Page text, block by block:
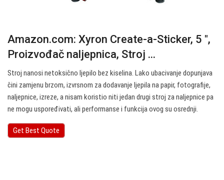
Amazon.com: Xyron Create-a-Sticker, 5 ″,
Proizvođač naljepnica, Stroj ...
Stroj nanosi netoksično ljepilo bez kiselina. Lako ubacivanje dopunjava
čini zamjenu brzom, izvrsnom za dodavanje ljepila na papir, fotografije,
naljepnice, izreze, a nisam koristio niti jedan drugi stroj za naljepnice pa
ne mogu uspoređivati, ali performanse i funkcija ovog su osrednji.
Get Best Quote